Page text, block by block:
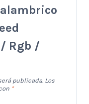
Rgb /
publicada. Los
*